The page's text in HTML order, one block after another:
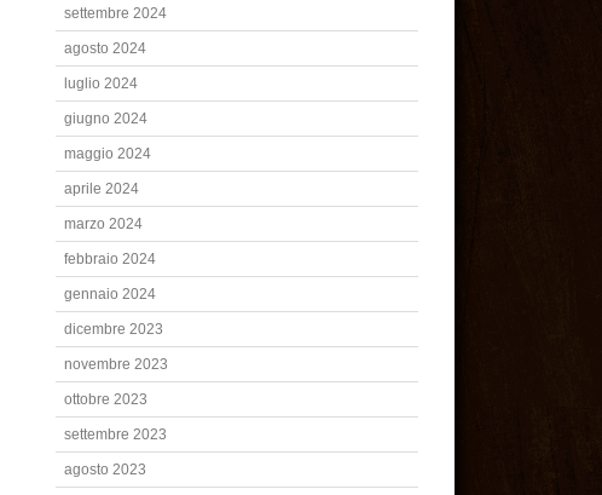
settembre 2024
agosto 2024
luglio 2024
giugno 2024
maggio 2024
aprile 2024
marzo 2024
febbraio 2024
gennaio 2024
dicembre 2023
novembre 2023
ottobre 2023
settembre 2023
agosto 2023